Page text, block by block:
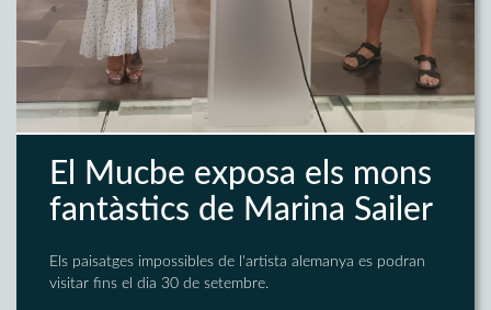
El Mucbe exposa els mons
fantàstics de Marina Sailer
Els paisatges impossibles de l'artista alemanya es podran
visitar fins el dia 30 de setembre.